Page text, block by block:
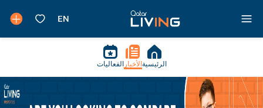
الرئيسية الأخبار الفعاليات